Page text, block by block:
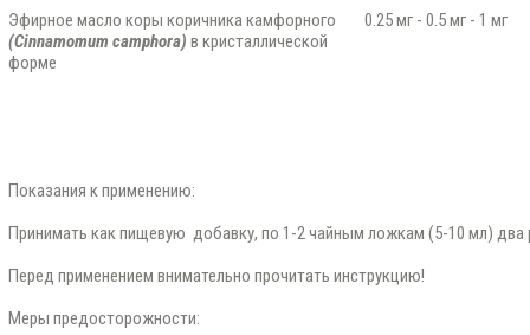
Эфирное масло коры коричника камфорного
(Cinnamomum camphora) в кристаллической
форме
0.25 мг - 0.5 мг - 1 мг
Показания к применению:
Принимать как пищевую добавку, по 1-2 чайным ложкам (5-10 мл) два
Перед применением внимательно прочитать инструкцию!
Меры предосторожности: